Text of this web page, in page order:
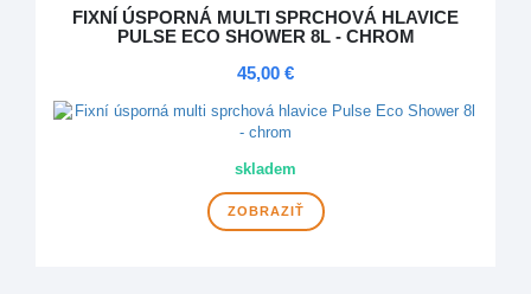
FIXNÍ ÚSPORNÁ MULTI SPRCHOVÁ HLAVICE
PULSE ECO SHOWER 8L - CHROM
45,00 €
skladem
ZOBRAZIŤ